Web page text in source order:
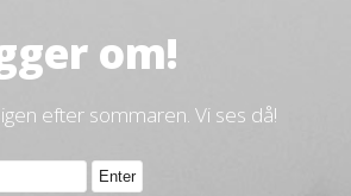
om!
efter sommaren. Vi ses då!